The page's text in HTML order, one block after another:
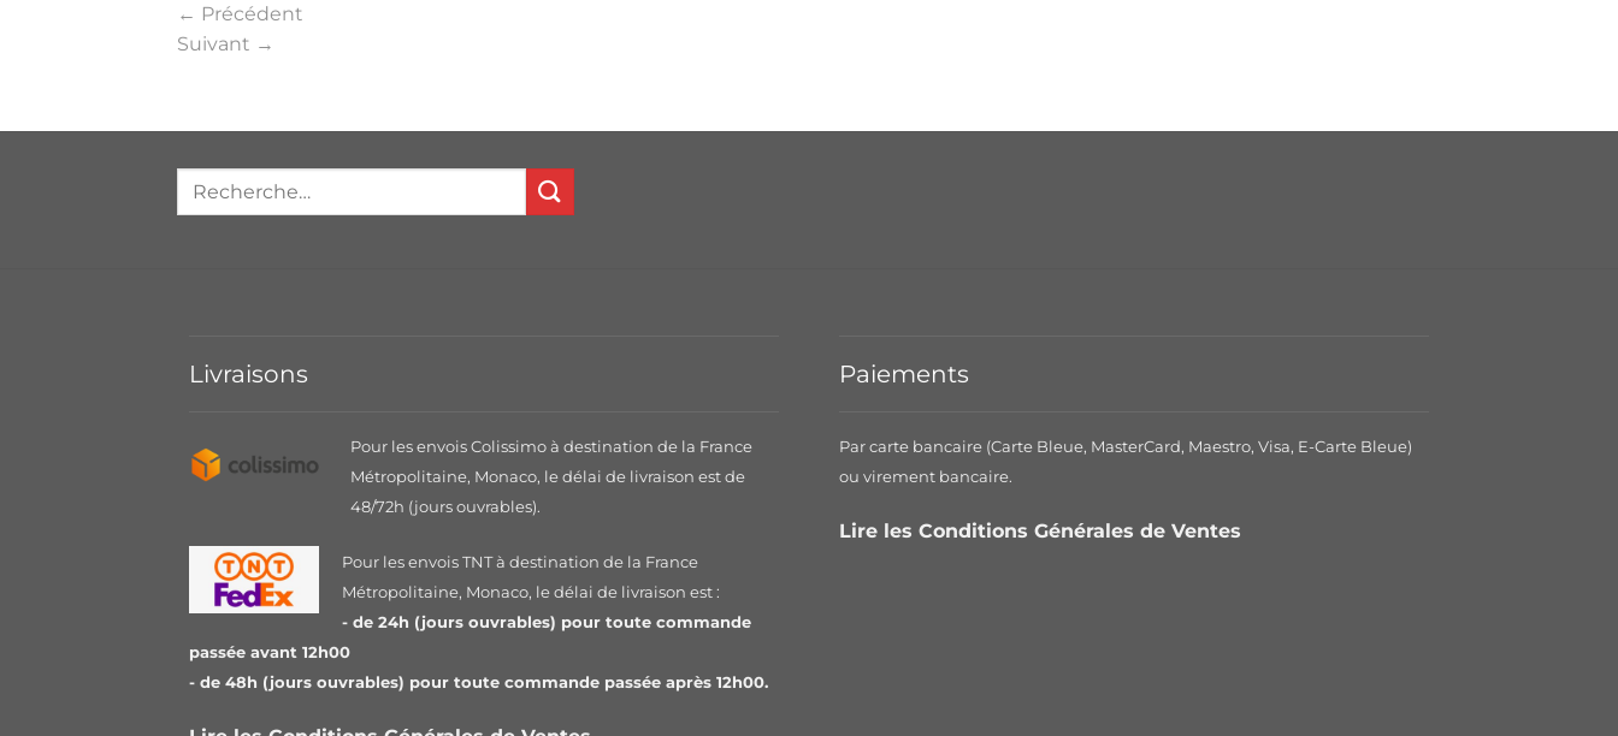
← Précédent
Suivant →
Livraisons
Pour les envois Colissimo à destination de la France
Métropolitaine, Monaco, le délai de livraison est de
48/72h (jours ouvrables).
Pour les envois TNT à destination de la France
Métropolitaine, Monaco, le délai de livraison est :
- de 24h (jours ouvrables) pour toute commande
passée avant 12h00
- de 48h (jours ouvrables) pour toute commande passée après 12h00.
Paiements
Par carte bancaire (Carte Bleue, MasterCard, Maestro, Visa, E-Carte Bleue)
ou virement bancaire.
Lire les Conditions Générales de Ventes